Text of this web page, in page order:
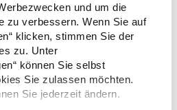
und um die
zu verbessern. Wenn Sie auf
klicken, stimmen Sie der
zu. Unter
können Sie selbst
Sie zulassen möchten.
Sie jederzeit ändern.
g/m²Materialzusammensetzung:
85% Baumwolle / 15% Polyester),
zur
4005FHersteller: Promodoro
Düsseldorf Deutschland
+ Versandkosten *